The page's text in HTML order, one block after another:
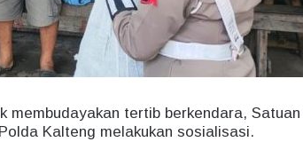
membudayakan tertib berkendara, Satuan
Kalteng melakukan sosialisasi.